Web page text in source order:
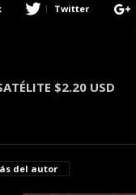
Twitter
$2.20 USD
del autor